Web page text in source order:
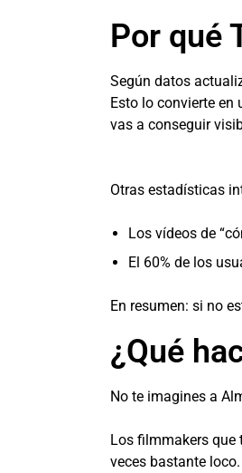
Por qué
Según datos
Esto lo convierte en
vas a conseguir
Otras estadísticas
Los vídeos de
El 60% de los
En resumen: si no
¿Qué
No te imagines a
Los filmmakers que
veces bastante loco.